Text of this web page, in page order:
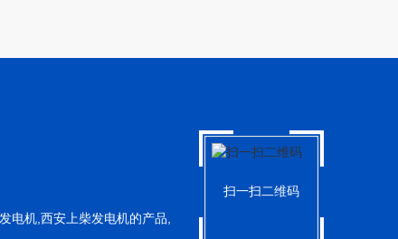
电机,西安上柴发电机的产品,
扫一扫二维码